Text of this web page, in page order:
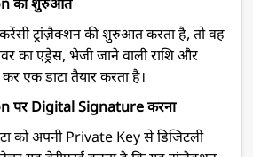
की शुरुआत
ट्रांज़ैक्शन की शुरुआत करता है, तो वह
का एड्रेस, भेजी जाने वाली राशि और
एक डाटा तैयार करता है।
पर Digital Signature करना
को अपनी Private Key से डिजिटली